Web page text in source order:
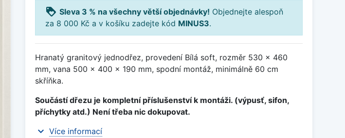
loyalty Sleva 3 % na všechny větší objednávky! Objednejte alespoň
za 8 000 Kč a v košíku zadejte kód MINUS3.
Hranatý granitový jednodřez, provedení Bílá soft, rozměr 530 x 460
mm, vana 500 x 400 x 190 mm, spodní montáž, minimálně 60 cm
skříňka.
Součástí dřezu je kompletní příslušenství k montáži. (výpusť, sifon,
příchytky atd.) Není třeba nic dokupovat.
expand_more Více informací